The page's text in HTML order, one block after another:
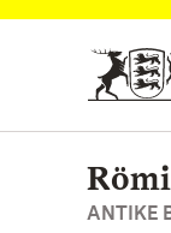
Zum
ANTIKE